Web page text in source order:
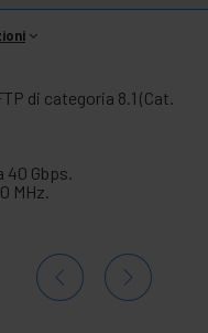
di categoria 8.1 (Cat.
Gbps.
MHz.